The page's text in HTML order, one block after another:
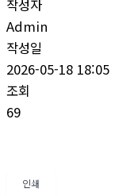
작성자
Admin
작성일
2026-05-18 18:05
조회
69
인쇄